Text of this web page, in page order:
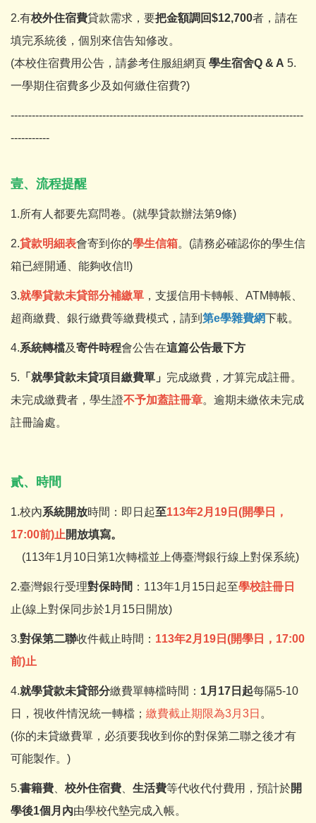
2.有校外住宿費貸款需求，要把金額調回$12,700者，請在
填完系統後，個別來信告知修改。
(本校住宿費用公告，請參考住服組網頁 學生宿舍Q & A 5.
一學期住宿費多少及如何繳住宿費?)
-----------------------------------------------------------------------------------
-----------
壹、流程提醒
1.所有人都要先寫問卷。(就學貸款辦法第9條)
2.貸款明細表會寄到你的學生信箱。(請務必確認你的學生信
箱已經開通、能夠收信!!)
3.就學貸款未貸部分補繳單 ，支援信用卡轉帳、ATM轉帳、
超商繳費、銀行繳費等繳費模式，請到 第e學雜費網下載。
4.系統轉檔及寄件時程會公告在這篇公告最下方
5. 「就學貸款未貸項目繳費單」 完成繳費，才算完成註冊。
未完成繳費者，學生證不予加蓋註冊章。逾期未繳依未完成
註冊論處。
貳、時間
1.校內系統開放時間：即日起至113年2月19 日 (開學日，
17:00前)止開放填寫。
(113年1月10日第1次轉檔並上傳臺灣銀行線上對保系統)
2.臺灣銀行受理對保時間 ：113年1月15日起至學校註冊日
止(線上對保同步於1月15日開放)
3.對保第二聯收件截止時間： 113年2月19 日 (開學日， 17:00
前)止
4.就學貸款未貸部分繳費單轉檔時間： 1月17日起每隔5-10
日，視收件情況統一轉檔； 繳費截止期限為3月3日 。
(你的未貸繳費單，必須要我收到你的對保第二聯之後才有
可能製作。)
5.書籍費 校外住宿費 生活費等代收代付費用，預計於開
學後1個月內由學校代墊完成入帳。